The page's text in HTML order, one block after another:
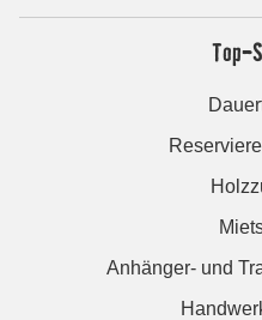
Top-
Anhänger- und